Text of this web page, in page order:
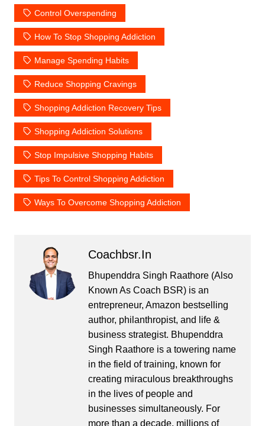
Control Overspending
How To Stop Shopping Addiction
Manage Spending Habits
Reduce Shopping Cravings
Shopping Addiction Recovery Tips
Shopping Addiction Solutions
Stop Impulsive Shopping Habits
Tips To Control Shopping Addiction
Ways To Overcome Shopping Addiction
Coachbsr.in
Bhupenddra Singh Raathore (Also
Known As Coach BSR) is an
entrepreneur, Amazon bestselling
author, philanthropist, and life &
business strategist. Bhupenddra
Singh Raathore is a towering name
in the field of training, known for
creating miraculous breakthroughs
in the lives of people and
businesses simultaneously. For
more than a decade, millions of